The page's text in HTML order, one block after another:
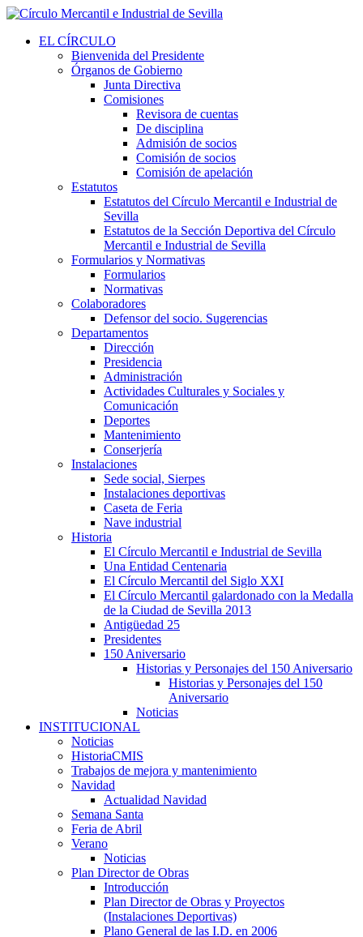
EL CÍRCULO
Bienvenida del Presidente
Órganos de Gobierno
Junta Directiva
Comisiones
Revisora de cuentas
De disciplina
Admisión de socios
Comisión de socios
Comisión de apelación
Estatutos
Estatutos del Círculo Mercantil e Industrial de
Sevilla
Estatutos de la Sección Deportiva del Círculo
Mercantil e Industrial de Sevilla
Formularios y Normativas
Formularios
Normativas
Colaboradores
Defensor del socio. Sugerencias
Departamentos
Dirección
Presidencia
Administración
Actividades Culturales y Sociales y
Comunicación
Deportes
Mantenimiento
Conserjería
Instalaciones
Sede social, Sierpes
Instalaciones deportivas
Caseta de Feria
Nave industrial
Historia
El Círculo Mercantil e Industrial de Sevilla
Una Entidad Centenaria
El Círculo Mercantil del Siglo XXI
El Círculo Mercantil galardonado con la Medalla
de la Ciudad de Sevilla 2013
Antigüedad 25
Presidentes
150 Aniversario
Historias y Personajes del 150 Aniversario
Historias y Personajes del 150
Aniversario
Noticias
INSTITUCIONAL
Noticias
HistoriaCMIS
Trabajos de mejora y mantenimiento
Navidad
Actualidad Navidad
Semana Santa
Feria de Abril
Verano
Noticias
Plan Director de Obras
Introducción
Plan Director de Obras y Proyectos
(Instalaciones Deportivas)
Plano General de las I.D. en 2006